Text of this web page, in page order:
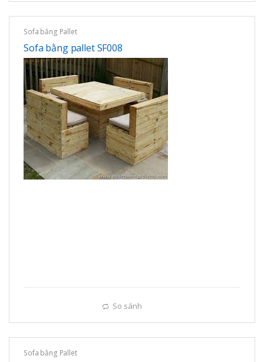
Sofa bằng Pallet
Sofa bằng pallet SF008
So sánh
Sofa bằng Pallet